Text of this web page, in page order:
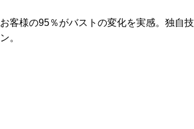
お客様の95％がバストの変化を実感。独自
ン。